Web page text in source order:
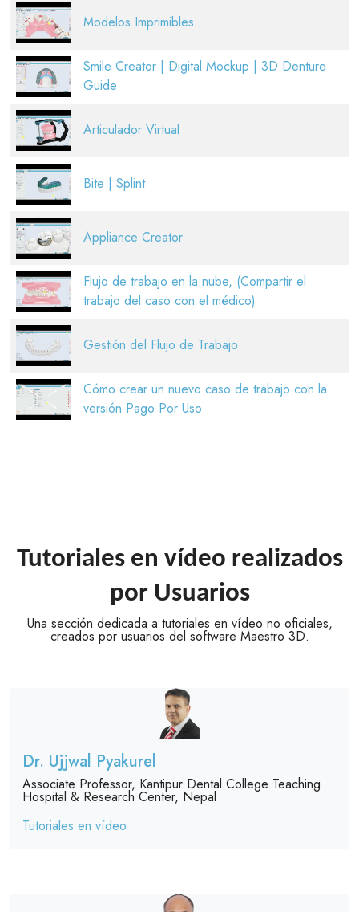
Modelos Imprimibles
Smile Creator | Digital Mockup | 3D Denture
Guide
Articulador Virtual
Bite | Splint
Appliance Creator
Flujo de trabajo en la nube, (Compartir el
trabajo del caso con el médico)
Gestión del Flujo de Trabajo
Cómo crear un nuevo caso de trabajo con la
versión Pago Por Uso
Tutoriales en vídeo realizados
por Usuarios
Una sección dedicada a tutoriales en vídeo no oficiales,
creados por usuarios del software Maestro 3D.
Dr. Ujjwal Pyakurel
Associate Professor, Kantipur Dental College Teaching
Hospital & Research Center, Nepal
Tutoriales en vídeo